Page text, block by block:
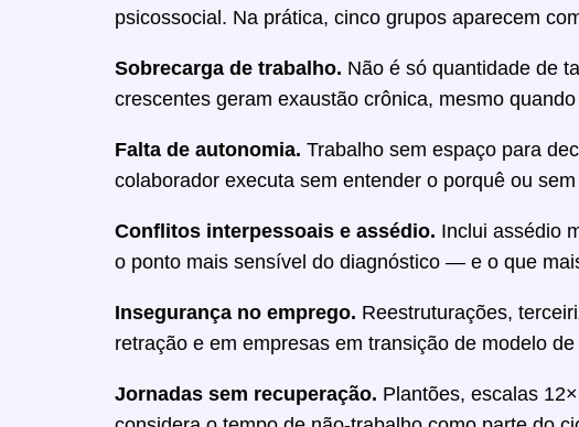
psicossocial. Na prática, cinco grupos aparecem
Sobrecarga de trabalho. Não é só quantidade de
crescentes geram exaustão crônica, mesmo
Falta de autonomia. Trabalho sem espaço para
colaborador executa sem entender o porquê ou
Conflitos interpessoais e assédio. Inclui assédio
o ponto mais sensível do diagnóstico — e o que
Insegurança no emprego. Reestruturações,
retração e em empresas em transição de modelo
Jornadas sem recuperação. Plantões, escalas